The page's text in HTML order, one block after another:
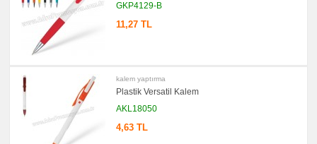
GKP4129-B
11,27 TL
kalem yaptırma
Plastik Versatil Kalem
AKL18050
4,63 TL
promosyon
Yapışkan
Notluk
Seti
&
Not
Aksesuarları
promosyon
Diğer
Ürünler